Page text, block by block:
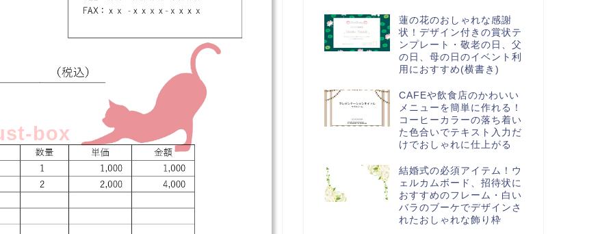
box
蓮の花のおしゃれな感謝
状！デザイン付きの賞状テ
ンプレート・敬老の日、父
の日、母の日のイベント利
用におすすめ(横書き)
CAFEや飲食店のかわいい
メニューを簡単に作れる！
コーヒーカラーの落ち着い
た色合いでテキスト入力だ
けでおしゃれに仕上がる
結婚式の必須アイテム！ウ
ェルカムボード、招待状に
おすすめのフレーム・白い
バラのブーケでデザインさ
れたおしゃれな飾り枠